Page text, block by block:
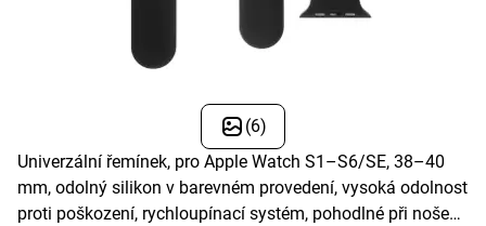
(6)
Univerzální řemínek, pro Apple Watch S1–S6/SE, 38–40
mm, odolný silikon v barevném provedení, vysoká odolnost
proti poškození, rychloupínací systém, pohodlné při nošení,